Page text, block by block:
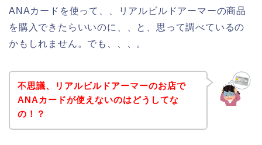
ANAカードを使って、、リアルビルドアーマーの商品
を購入できたらいいのに、、と、思って調べているの
かもしれません。でも、、、。
不思議、リアルビルドアーマーのお店で
ANAカードが使えないのはどうしてな
の！？